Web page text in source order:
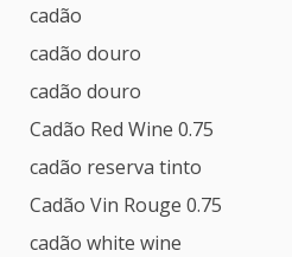
cadão
cadão douro
cadão douro
Cadão Red Wine 0.75
cadão reserva tinto
Cadão Vin Rouge 0.75
cadão white wine